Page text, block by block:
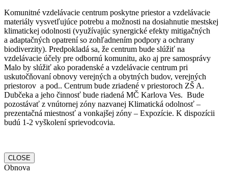
Komunitné vzdelávacie centrum poskytne priestor a vzdelávacie
materiály vysvetľujúce potrebu a možnosti na dosiahnutie mestskej
klimatickej odolnosti (využívajúc synergické efekty mitigačných
a adaptačných opatrení so zohľadnením podpory a ochrany
biodiverzity). Predpokladá sa, že centrum bude slúžiť na
vzdelávacie účely pre odbornú komunitu, ako aj pre samosprávy
Malo by slúžiť ako poradenské a vzdelávacie centrum pri
uskutočňovaní obnovy verejných a obytných budov, verejných
priestorov a pod.. Centrum bude zriadené v priestoroch ZŠ A.
Dubčeka a jeho činnosť bude riadená MČ Karlova Ves. Bude
pozostávať z vnútornej zóny nazvanej Klimatická odolnosť –
prezentačná miestnosť a vonkajšej zóny – Expozície. K dispozícii
budú 1-2 vyškolení sprievodcovia.
CLOSE
Obnova